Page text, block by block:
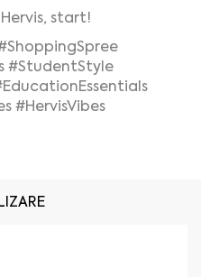
start!
#StudentStyle
#HervisVibes